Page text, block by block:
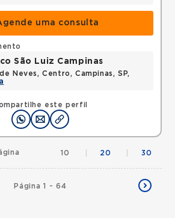
uma consulta
este perfil
São Luiz Campinas
Neves, Centro, Campinas, SP,
Página 1 - 64
10 20 30